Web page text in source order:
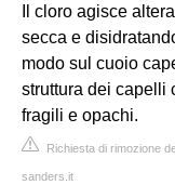
Il cloro agisce
secca e
modo sul cuoio
struttura dei capelli
fragili e opachi.
Richiesta di rimozione
sanders.it